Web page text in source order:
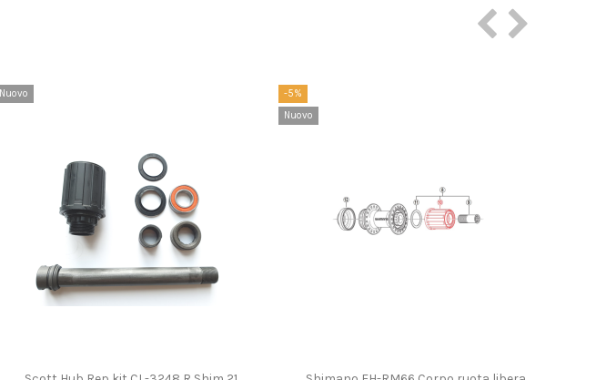
Nuovo
-5%
Nuovo